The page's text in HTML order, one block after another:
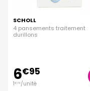
SCHOLL
4 pansements traitement
durillons
6€95
1€74 /unité